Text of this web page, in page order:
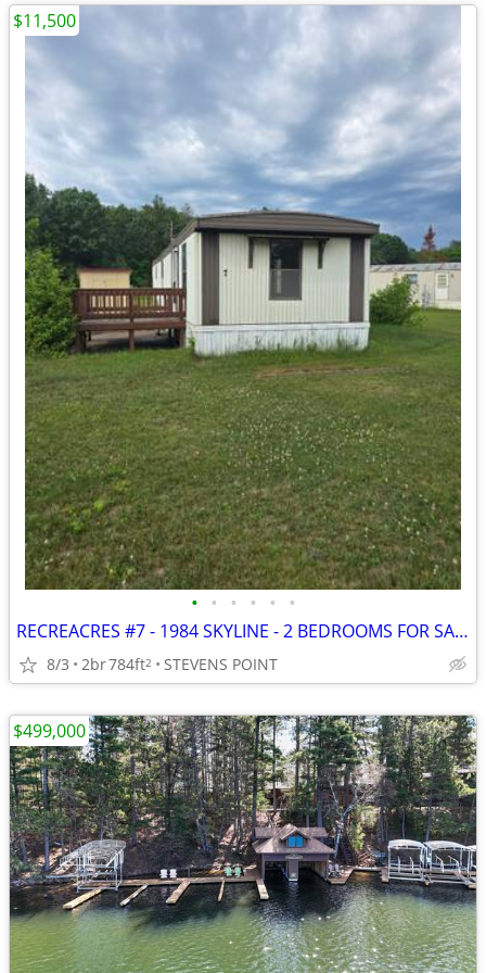
• • • • • •
RECREACRES #7 - 1984 SKYLINE - 2 BEDROOMS FOR SALE
8/3 2br784ft2 STEVENS POINT
$11,500
$499,000